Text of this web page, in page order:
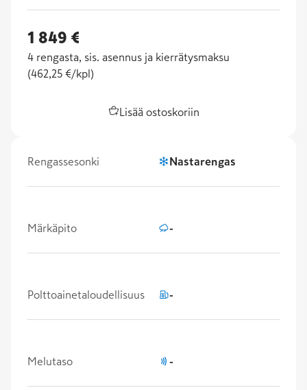
1 849 €
4 rengasta, sis. asennus ja kierrätysmaksu
(462,25 €/kpl )
Lisää ostoskoriin
Rengassesonki Nastarengas
Märkäpito -
Polttoainetaloudellisuus -
Melutaso -